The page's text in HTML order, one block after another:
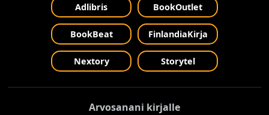
Adlibris BookOutlet
BookBeat FinlandiaKirja
Nextory Storytel
Arvosanani kirjalle